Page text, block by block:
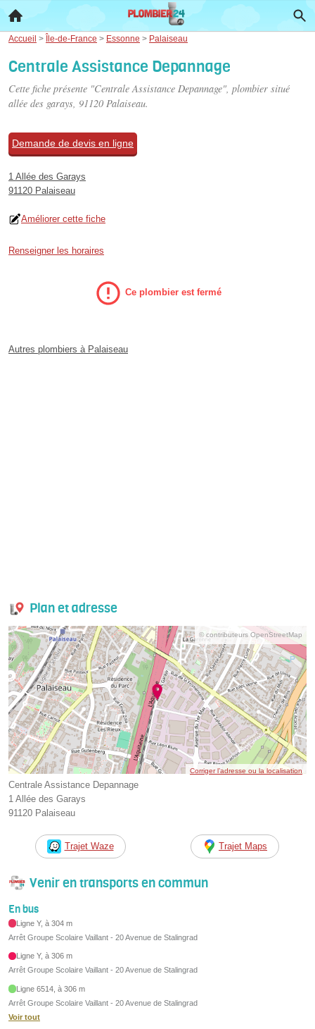
Accueil > Île-de-France > Essonne > Palaiseau
Centrale Assistance Depannage
Cette fiche présente "Centrale Assistance Depannage", plombier situé
allée des garays, 91120 Palaiseau.
Demande de devis en ligne
1 Allée des Garays
91120 Palaiseau
Améliorer cette fiche
Renseigner les horaires
Ce plombier est fermé
Autres plombiers à Palaiseau
Plan et adresse
© contributeurs OpenStreetMap
Corriger l’adresse ou la localisation
Centrale Assistance Depannage
1 Allée des Garays
91120 Palaiseau
Trajet Waze Trajet Maps
Venir en transports en commun
En bus
Ligne Y, à 304 m
Arrêt Groupe Scolaire Vaillant - 20 Avenue de Stalingrad
Ligne Y, à 306 m
Arrêt Groupe Scolaire Vaillant - 20 Avenue de Stalingrad
Ligne 6514, à 306 m
Arrêt Groupe Scolaire Vaillant - 20 Avenue de Stalingrad
Voir tout